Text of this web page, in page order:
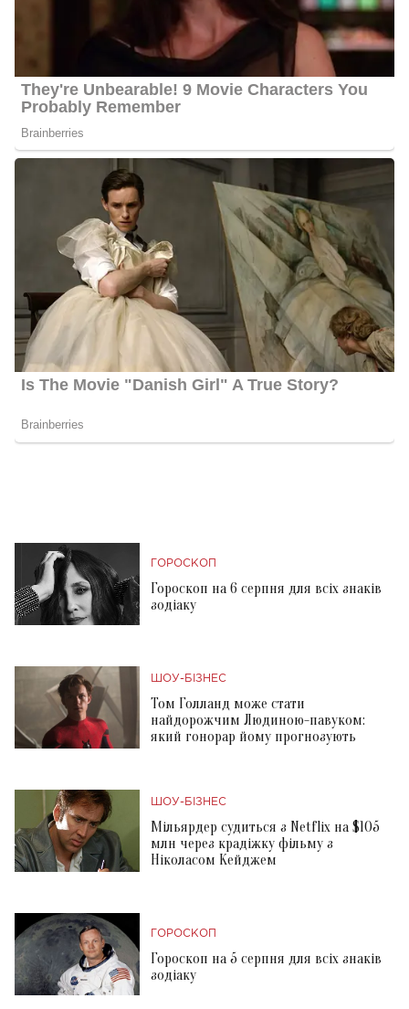
ГОРОСКОП
Гороскоп на 6 серпня для всіх знаків
зодіаку
ШОУ-БІЗНЕС
Том Голланд може стати
найдорожчим Людиною-павуком:
який гонорар йому прогнозують
ШОУ-БІЗНЕС
Мільярдер судиться з Netflix на $105
млн через крадіжку фільму з
Ніколасом Кейджем
ГОРОСКОП
Гороскоп на 5 серпня для всіх знаків
зодіаку